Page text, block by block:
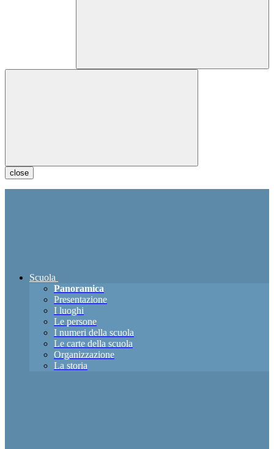
close
Scuola
Panoramica
Presentazione
I luoghi
Le persone
I numeri della scuola
Le carte della scuola
Organizzazione
La storia